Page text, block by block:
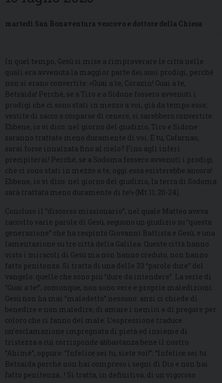
martedì San Bonaventura vescovo e dottore della Chiesa
In quel tempo, Gesù si mise a rimproverare le città nelle
quali era avvenuta la maggior parte dei suoi prodigi, perché
non si erano convertite: «Guai a te, Corazìn! Guai a te,
Betsàida! Perché, se a Tiro e a Sidone fossero avvenuti i
prodigi che ci sono stati in mezzo a voi, già da tempo esse,
vestite di sacco e cosparse di cenere, si sarebbero convertite.
Ebbene, io vi dico: nel giorno del giudizio, Tiro e Sidone
saranno trattate meno duramente di voi. E tu, Cafarnao,
sarai forse innalzata fino al cielo? Fino agli inferi
precipiterai! Perché, se a Sodoma fossero avvenuti i prodigi
che ci sono stati in mezzo a te, oggi essa esisterebbe ancora!
Ebbene, io vi dico: nel giorno del giudizio, la terra di Sodoma
sarà trattata meno duramente di te!» (Mt 11, 20-24).
Concluso il “discorso missionario”, nel quale Matteo aveva
raccolto varie parole di Gesù, seguono un giudizio su “questa
generazione” che ha respinto Giovanni Battista e Gesù, e una
lamentazione su tre città della Galilea. Queste città hanno
visto i miracoli di Gesù ma non hanno creduto, non hanno
fatto penitenza. Si tratta di una delle 33 “parole dure” del
vangelo: quelle che sono più “dure da intendere”. La serie di
“Guai a te!”, comunque, non sono vere e proprie maledizioni:
Gesù non ha mai “maledetto” nessuno: anzi ci chiede di
benedire e non maledire, di amare i nemici e di pregare per
coloro che ci fanno del male. L’espressione traduce
un’esclamazione impregnata di pietà ed insieme di
tristezza a cui corrisponde abbastanza bene il nostro
“Ahimè”, oppure: “Infelice sei tu, siete voi!”: “Infelice sei tu
Betsaida perché non hai compreso i segni di Dio e non hai
fatto penitenza…! Si tratta, in definitiva, di un vigoroso